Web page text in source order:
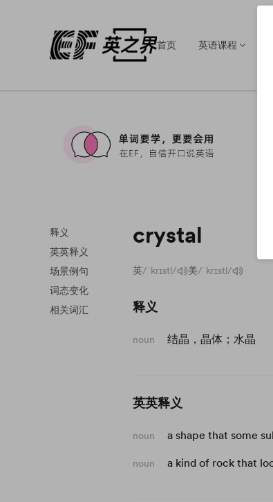
首页 英语课程
释义
英英释义
场景例句
词态变化
相关词汇
crystal
英/ˈkrɪstl/ 美/ˈkrɪstl/
释义
noun 结晶，晶体；水晶
英英释义
noun a shape that some
noun a kind of rock that